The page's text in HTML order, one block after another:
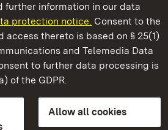
further information in our data
protection notice. Consent to the
access thereto is based on § 25(1)
and Telemedia Data
to further data processing is
of the GDPR.
Allow all cookies
of Baden-Wuerttemberg